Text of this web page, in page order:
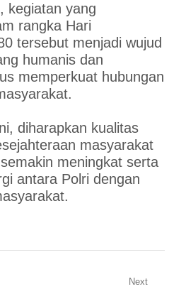
kegiatan yang
rangka Hari
tersebut menjadi wujud
humanis dan
memperkuat hubungan
diharapkan kualitas
masyarakat
meningkat serta
antara Polri dengan
Next